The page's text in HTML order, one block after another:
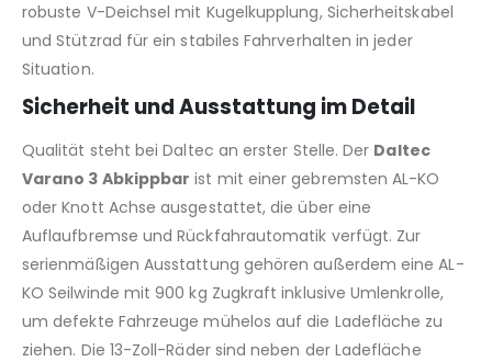
robuste V-Deichsel mit Kugelkupplung, Sicherheitskabel
und Stützrad für ein stabiles Fahrverhalten in jeder
Situation.
Sicherheit und Ausstattung im Detail
Qualität steht bei Daltec an erster Stelle. Der Daltec
Varano 3 Abkippbar ist mit einer gebremsten AL-KO
oder Knott Achse ausgestattet, die über eine
Auflaufbremse und Rückfahrautomatik verfügt. Zur
serienmäßigen Ausstattung gehören außerdem eine AL-
KO Seilwinde mit 900 kg Zugkraft inklusive Umlenkrolle,
um defekte Fahrzeuge mühelos auf die Ladefläche zu
ziehen. Die 13-Zoll-Räder sind neben der Ladefläche